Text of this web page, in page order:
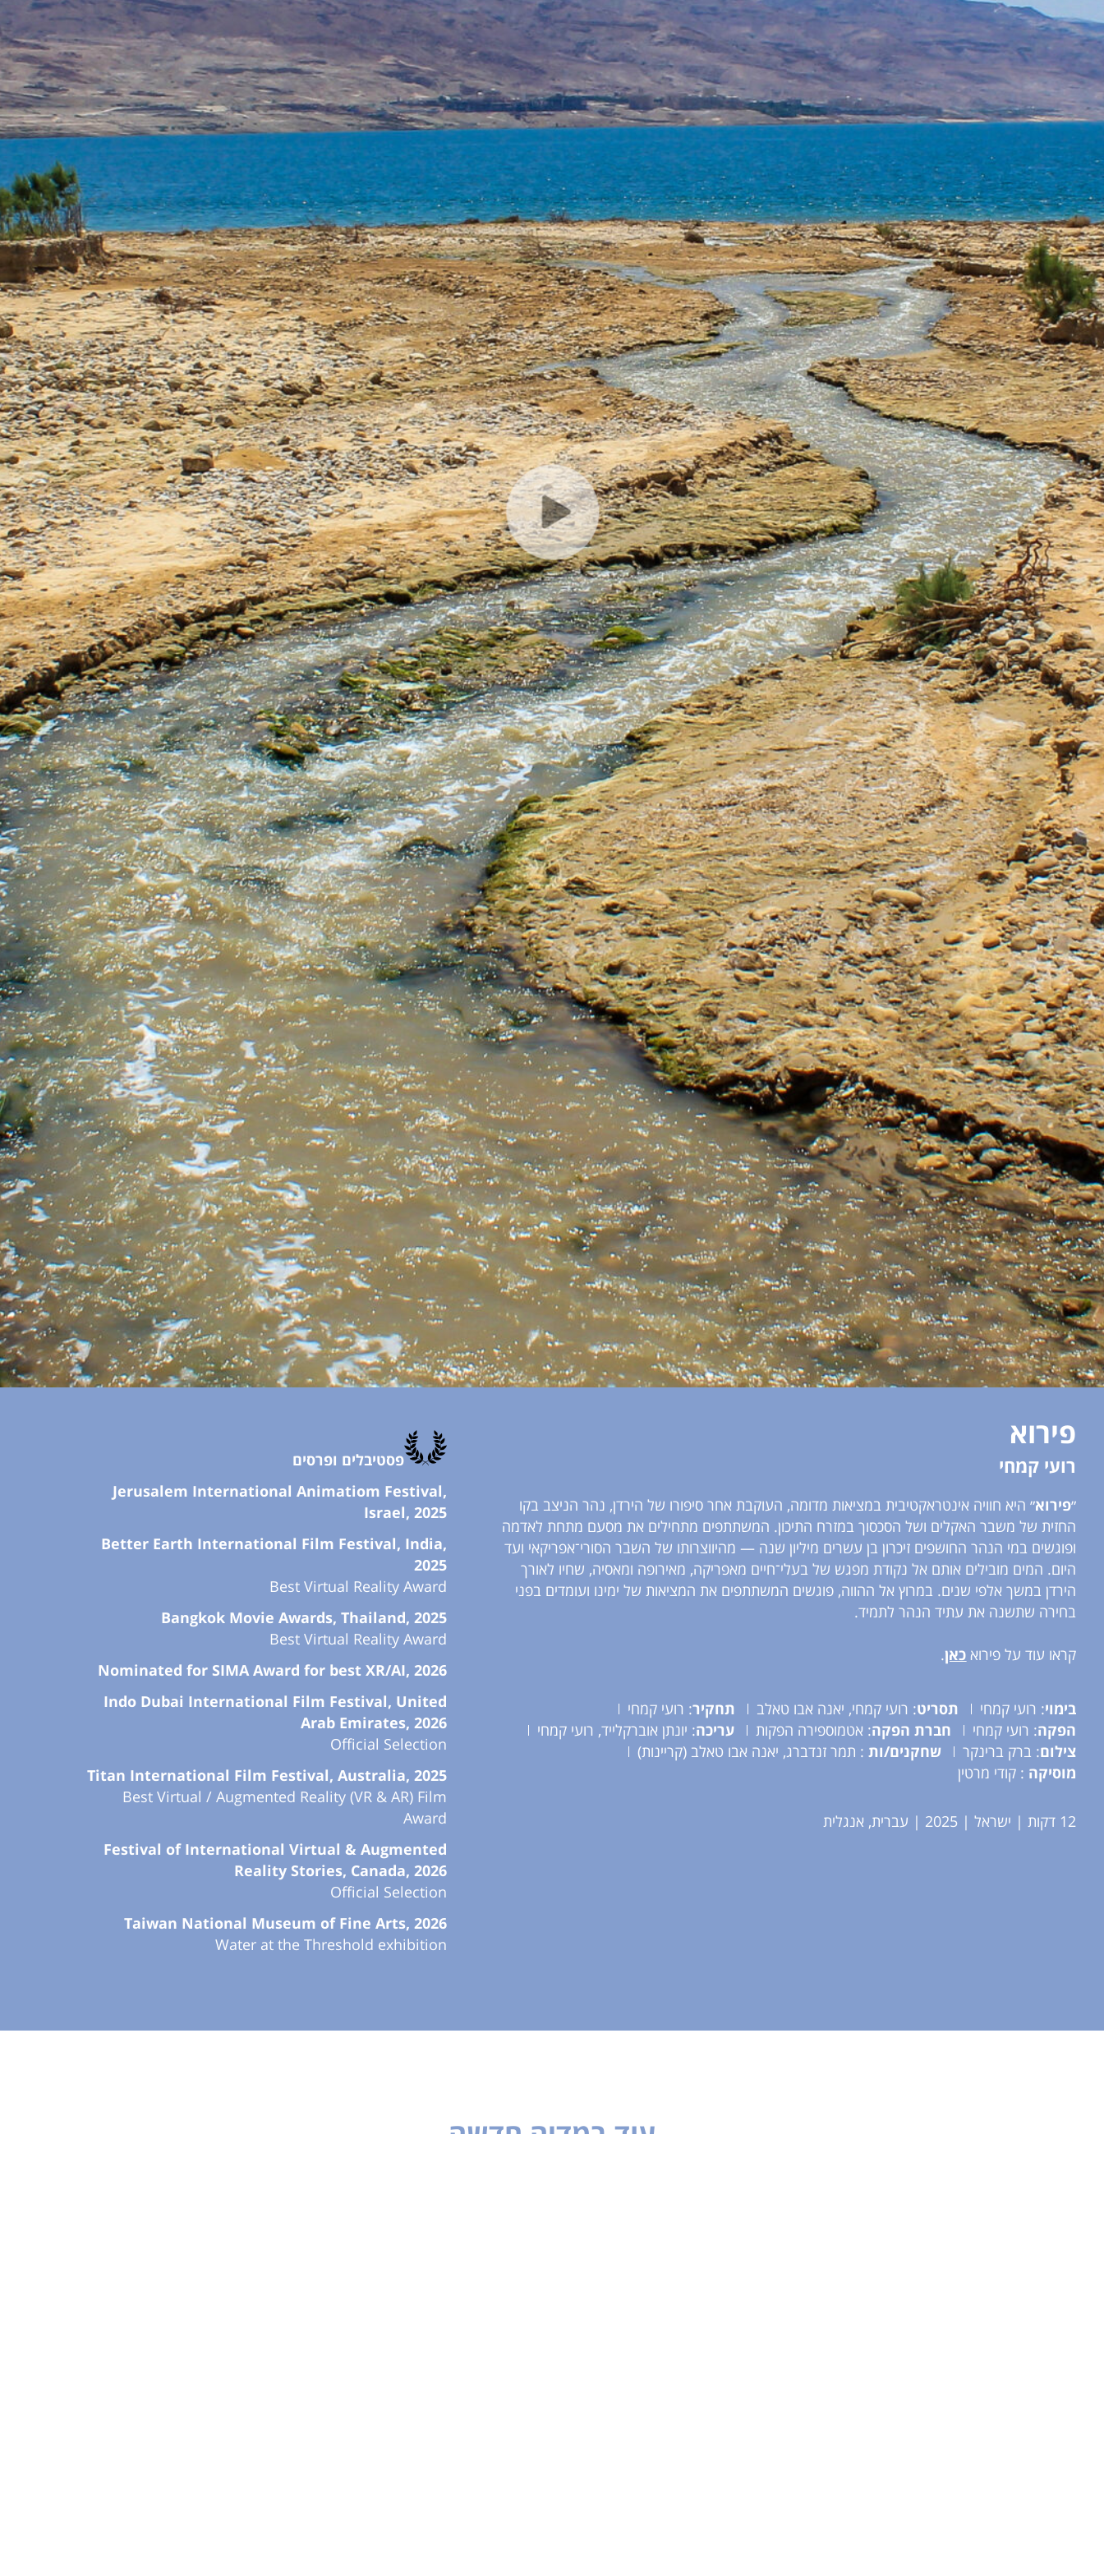
פירוא
רועי קמחי
״פירוא״ היא חוויה אינטראקטיבית במציאות מדומה, העוקבת אחר סיפורו של הירדן, נהר הניצב בקו
החזית של משבר האקלים ושל הסכסוך במזרח התיכון. המשתתפים מתחילים את מסעם מתחת לאדמה
ופוגשים במי הנהר החושפים זיכרון בן עשרים מיליון שנה — מהיווצרותו של השבר הסורי־אפריקאי ועד
היום. המים מובילים אותם אל נקודת מפגש של בעלי־חיים מאפריקה, מאירופה ומאסיה, שחיו לאורך
הירדן במשך אלפי שנים. במרוץ אל ההווה, פוגשים המשתתפים את המציאות של ימינו ועומדים בפני
בחירה שתשנה את עתיד הנהר לתמיד.
קראו עוד על פירוא כאן.
בימוי: רועי קמחי תסריט: רועי קמחי, יאנה אבו טאלב תחקיר: רועי קמחי
הפקה: רועי קמחי חברת הפקה: אטמוספירה הפקות עריכה: יונתן אוברקלייד, רועי קמחי
צילום: ברק ברינקר שחקנים/ות : תמר זנדברג, יאנה אבו טאלב (קריינות)
מוסיקה : קודי מרטין
12 דקות | ישראל | 2025 | עברית, אנגלית
פסטיבלים ופרסים
Jerusalem International Animatiom Festival,
Israel, 2025
Better Earth International Film Festival, India,
2025
Best Virtual Reality Award
Bangkok Movie Awards, Thailand, 2025
Best Virtual Reality Award
Nominated for SIMA Award for best XR/AI, 2026
Indo Dubai International Film Festival, United
Arab Emirates, 2026
Official Selection
Titan International Film Festival, Australia, 2025
Best Virtual / Augmented Reality (VR & AR) Film
Award
Festival of International Virtual & Augmented
Reality Stories, Canada, 2026
Official Selection
Taiwan National Museum of Fine Arts, 2026
Water at the Threshold exhibition
עוד במדיה חדשה